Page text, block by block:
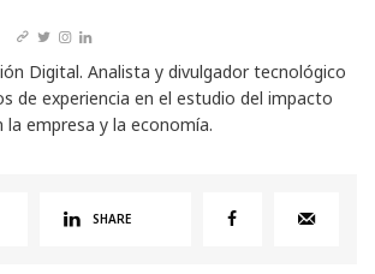
Digital. Analista y divulgador tecnológico
de experiencia en el estudio del impacto
empresa y la economía.
SHARE